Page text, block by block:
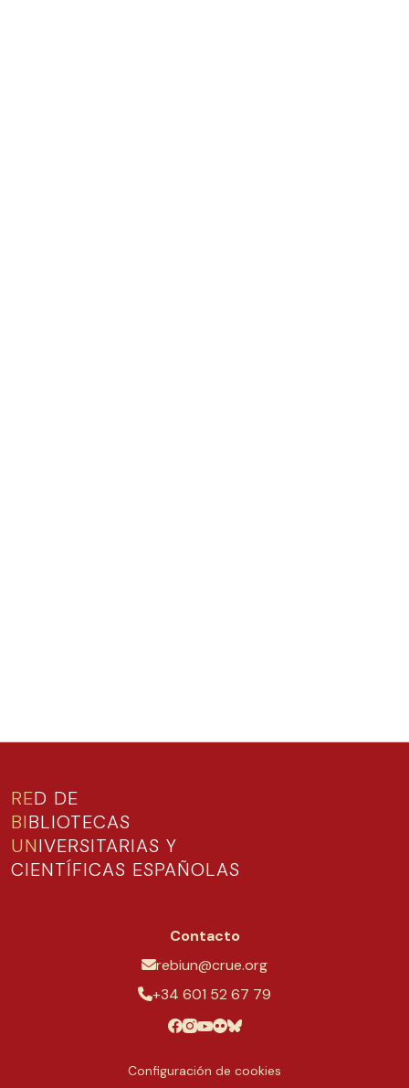
RED DE
BIBLIOTECAS
UNIVERSITARIAS Y
CIENTÍFICAS ESPAÑOLAS
Contacto
rebiun@crue.org
+34 601 52 67 79
Configuración de cookies